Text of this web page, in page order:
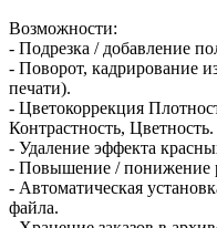
Возможности:
- Подрезка / добавление
- Поворот, кадрирование
печати).
- Цветокоррекция
Контрастность, Цветность.
- Удаление эффекта
- Повышение / понижение
- Автоматическая
файла.